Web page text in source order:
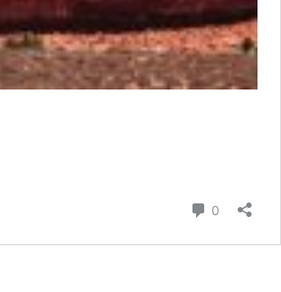
0 Σχόλια